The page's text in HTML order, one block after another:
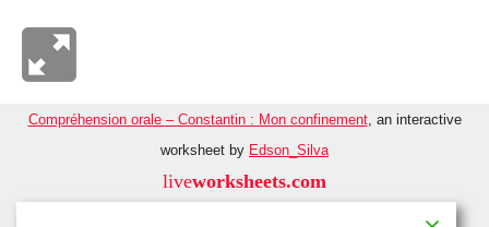
en
s'amusant
Compréhension orale – Constantin : Mon confinement, an interactive
worksheet by Edson_Silva
liveworksheets.com